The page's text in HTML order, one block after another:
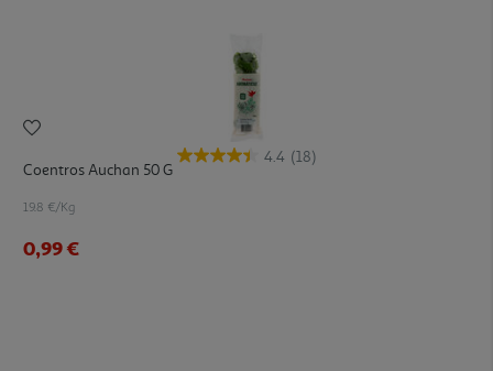
4.4 (18)
Coentros Auchan 50 G
19.8 €/Kg
0,99 €